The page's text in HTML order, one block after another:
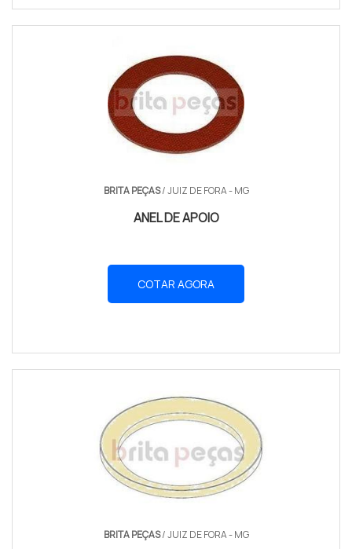
BRITA PEÇAS/ JUIZ DE FORA - MG
ANEL DE APOIO
COTAR AGORA
BRITA PEÇAS/ JUIZ DE FORA - MG